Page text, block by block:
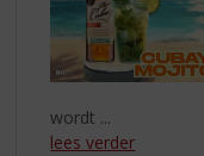
wordt ...
lees verder